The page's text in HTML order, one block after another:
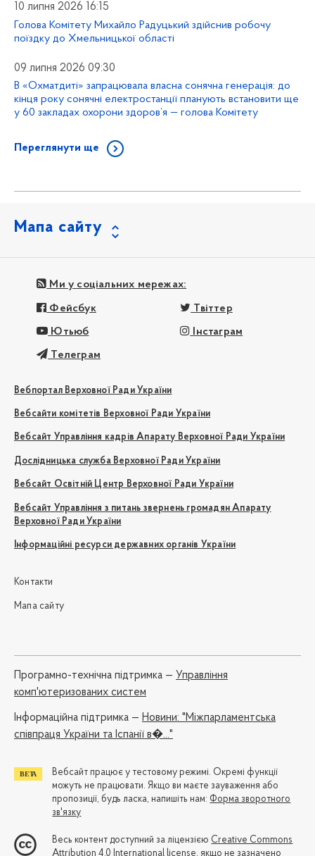
10 липня 2026 16:15
Голова Комітету Михайло Радуцький здійснив робочу
поїздку до Хмельницької області
09 липня 2026 09:30
В «Охматдиті» запрацювала власна сонячна генерація: до
кінця року сонячні електростанції планують встановити ще
у 60 закладах охорони здоров’я — голова Комітету
Переглянути ще
Мапа сайту
Ми у соціальних мережах:
Фейсбук Твіттер
Ютьюб Інстаграм
Телеграм
Вебпортал Верховної Ради України
Вебсайти комітетів Верховної Ради України
Вебсайт Управління кадрів Апарату Верховної Ради України
Дослідницька служба Верховної Ради України
Вебсайт Освітній Центр Верховної Ради України
Вебсайт Управління з питань звернень громадян Апарату
Верховної Ради України
Інформаційні ресурси державних органів України
Контакти
Мапа сайту
Програмно-технічна підтримка — Управління
комп'ютеризованих систем
Iнформаційна підтримка — Новини: "Міжпарламентська
співпраця України та Іспанії в�..."
Вебсайт працює у тестовому режимі. Окремі функції
можуть не працювати. Якщо ви маєте зауваження або
пропозиції, будь ласка, напишіть нам: Форма зворотного
зв'язку
Весь контент доступний за ліцензією Creative Commons
Attribution 4.0 International license, якщо не зазначено